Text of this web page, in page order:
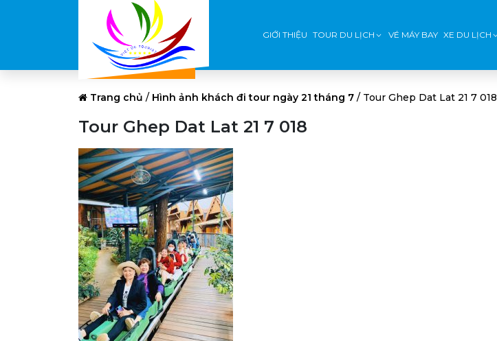
GIỚI THIỆU TOUR DU LỊCH VÉ MÁY BAY XE DU LỊCH
Trang chủ / Hình ảnh khách đi tour ngày 21 tháng 7 / Tour Ghep Dat Lat 21 7 018
Tour Ghep Dat Lat 21 7 018